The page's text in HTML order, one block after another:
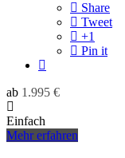
Share
Tweet
+1
Pin it
ab 1.995 €
Einfach
Mehr erfahren